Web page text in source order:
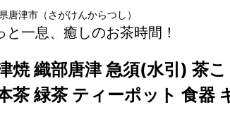
唐津市 （さがけんからつし ）
と一息、癒しのお茶時間！
焼 織部唐津 急須(水引) 茶
茶 緑茶 ティーポット 食器